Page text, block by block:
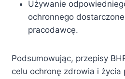
Używanie
ochronnego
pracodawcę.
Podsumowując, przepisy
celu ochronę zdrowia i życia